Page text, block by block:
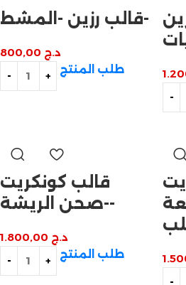
قالب رزين -المشط-
د.ج
طلب المنتج
قالب كونكريت
-صحن الريشة-
د.ج
طلب المنتج